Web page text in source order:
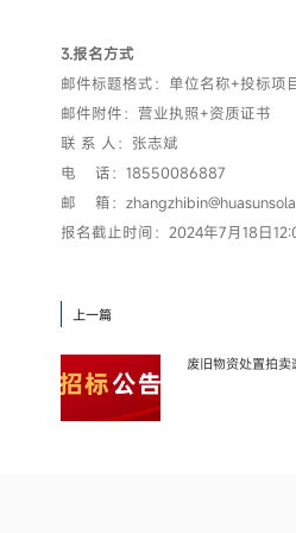
3.报名方式
邮件标题格式：单位名称+投标项
邮件附件：营业执照+资质证书
联 系 人：张志斌
电 话：18550086887
邮 箱：
报名截止时间：2024年7月18日
上一篇
废旧物资处置拍卖